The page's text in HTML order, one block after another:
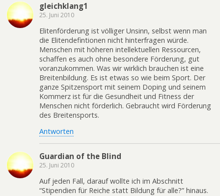
gleichklang1
25. Juni 2010
Elitenförderung ist völliger Unsinn, selbst wenn man
die Elitendefintionen nicht hinterfragen würde.
Menschen mit höheren intellektuellen Ressourcen,
schaffen es auch ohne besondere Förderung, gut
voranzukommen. Was wir wirklich brauchen ist eine
Breitenbildung. Es ist etwas so wie beim Sport. Der
ganze Spitzensport mit seinem Doping und seinem
Kommerz ist für die Gesundheit und Fitness der
Menschen nicht förderlich. Gebraucht wird Förderung
des Breitensports.
Antworten
Guardian of the Blind
25. Juni 2010
Auf jeden Fall, darauf wollte ich im Abschnitt
“Stipendien für Reiche statt Bildung für alle?” hinaus.